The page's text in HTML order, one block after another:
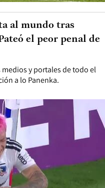
y portales de todo el
a lo Panenka.
al mundo tras
el peor penal de